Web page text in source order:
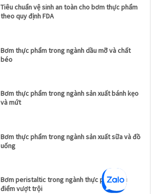
Tiêu chuẩn vệ sinh an toàn cho bơm thực phẩm
theo quy định FDA
Bơm thực phẩm trong ngành dầu mỡ và chất
béo
Bơm thực phẩm trong ngành sản xuất bánh kẹo
và mứt
Bơm thực phẩm trong ngành sản xuất sữa và đồ
uống
Bơm peristaltic trong ngành thực phẩm: Ưu
điểm vượt trội